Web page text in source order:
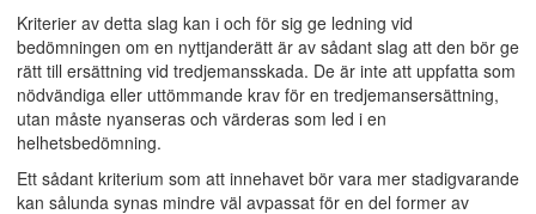
Kriterier av detta slag kan i och för sig ge ledning vid
bedömningen om en nyttjanderätt är av sådant slag att den bör ge
rätt till ersättning vid tredjemansskada. De är inte att uppfatta som
nödvändiga eller uttömmande krav för en tredjemansersättning,
utan måste nyanseras och värderas som led i en
helhetsbedömning.
Ett sådant kriterium som att innehavet bör vara mer stadigvarande
kan sålunda synas mindre väl avpassat för en del former av